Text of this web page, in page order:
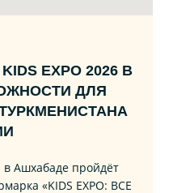
EXPO 2026 В
ДЛЯ
в Ашхабаде пройдёт
«KIDS EXPO: ВСЕ